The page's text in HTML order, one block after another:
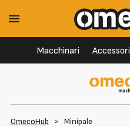
Macchinari Accessori
OmecoHub > Minipale